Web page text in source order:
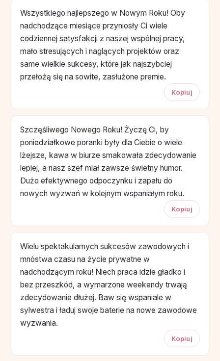
Wszystkiego najlepszego w Nowym Roku! Oby
nadchodzące miesiące przyniosły Ci wiele
codziennej satysfakcji z naszej wspólnej pracy,
mało stresujących i naglących projektów oraz
same wielkie sukcesy, które jak najszybciej
przełożą się na sowite, zasłużone premie.
Kopiuj
Szczęśliwego Nowego Roku! Życzę Ci, by
poniedziałkowe poranki były dla Ciebie o wiele
lżejsze, kawa w biurze smakowała zdecydowanie
lepiej, a nasz szef miał zawsze świetny humor.
Dużo efektywnego odpoczynku i zapału do
nowych wyzwań w kolejnym wspaniałym roku.
Kopiuj
Wielu spektakularnych sukcesów zawodowych i
mnóstwa czasu na życie prywatne w
nadchodzącym roku! Niech praca idzie gładko i
bez przeszkód, a wymarzone weekendy trwają
zdecydowanie dłużej. Baw się wspaniale w
sylwestra i ładuj swoje baterie na nowe zawodowe
wyzwania.
Kopiuj